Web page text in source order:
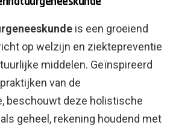
is een groeiend
op welzijn en ziektepreventie
middelen. Geïnspireerd
van de
beschouwt deze holistische
geheel, rekening houdend met